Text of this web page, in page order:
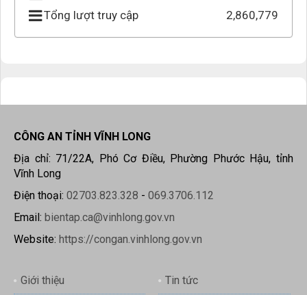
Tổng lượt truy cập
2,860,779
CÔNG AN TỈNH VĨNH LONG
Địa chỉ: 71/22A, Phó Cơ Điều, Phường Phước Hậu, tỉnh
Vĩnh Long
Điện thoại: 02703.823.328 - 069.3706.112
Email: bientap.ca@vinhlong.gov.vn
Website: https://congan.vinhlong.gov.vn
Giới thiệu Tin tức